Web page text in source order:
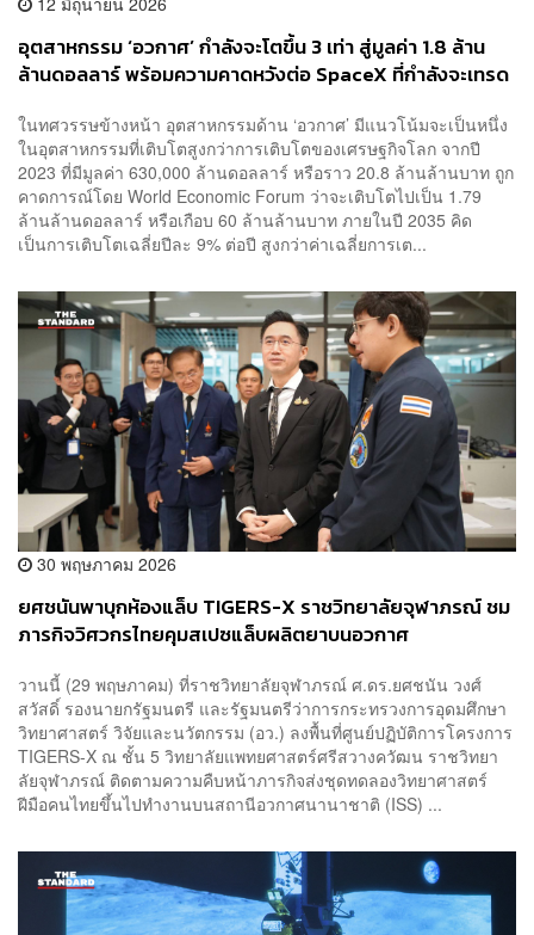
อุตสาหกรรม ‘อวกาศ’ กำลังจะโตขึ้น 3 เท่า สู่มูลค่า 1.8 ล้าน
ล้านดอลลาร์ พร้อมความคาดหวังต่อ SpaceX ที่กำลังจะเทรด
ในทศวรรษข้างหน้า อุตสาหกรรมด้าน ‘อวกาศ’ มีแนวโน้มจะเป็นหนึ่ง
ในอุตสาหกรรมที่เติบโตสูงกว่าการเติบโตของเศรษฐกิจโลก จากปี
2023 ที่มีมูลค่า 630,000 ล้านดอลลาร์ หรือราว 20.8 ล้านล้านบาท ถูก
คาดการณ์โดย World Economic Forum ว่าจะเติบโตไปเป็น 1.79
ล้านล้านดอลลาร์ หรือเกือบ 60 ล้านล้านบาท ภายในปี 2035 คิด
เป็นการเติบโตเฉลี่ยปีละ 9% ต่อปี สูงกว่าค่าเฉลี่ยการเต...
30 พฤษภาคม 2026
ยศชนันพาบุกห้องแล็บ TIGERS-X ราชวิทยาลัยจุฬาภรณ์ ชม
ภารกิจวิศวกรไทยคุมสเปซแล็บผลิตยาบนอวกาศ
วานนี้ (29 พฤษภาคม) ที่ราชวิทยาลัยจุฬาภรณ์ ศ.ดร.ยศชนัน วงศ์
สวัสดิ์ รองนายกรัฐมนตรี และรัฐมนตรีว่าการกระทรวงการอุดมศึกษา
วิทยาศาสตร์ วิจัยและนวัตกรรม (อว.) ลงพื้นที่ศูนย์ปฏิบัติการโครงการ
TIGERS-X ณ ชั้น 5 วิทยาลัยแพทยศาสตร์ศรีสวางควัฒน ราชวิทยา
ลัยจุฬาภรณ์ ติดตามความคืบหน้าภารกิจส่งชุดทดลองวิทยาศาสตร์
ฝีมือคนไทยขึ้นไปทำงานบนสถานีอวกาศนานาชาติ (ISS) ...